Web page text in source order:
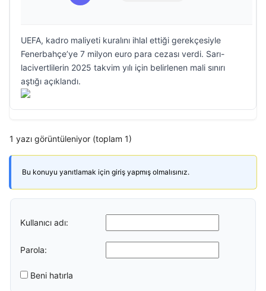
UEFA, kadro maliyeti kuralını ihlal ettiği gerekçesiyle
Fenerbahçe’ye 7 milyon euro para cezası verdi. Sarı-
lacivertlilerin 2025 takvim yılı için belirlenen mali sınırı
aştığı açıklandı.
1 yazı görüntüleniyor (toplam 1)
Bu konuyu yanıtlamak için giriş yapmış olmalısınız.
Kullanıcı adı:
Parola:
Beni hatırla